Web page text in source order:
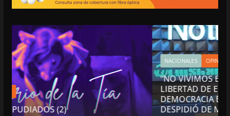
NACIONALES OPINIÓN
“NO VIVIMOS BUENOS TIEMPOS PARA LA
LIBERTAD DE EXPRESIÓN NI PARA LA
DEMOCRACIA EN MÉXICO”: LUIS CÁRDENAS; SE
DESPIDIÓ DE MVS